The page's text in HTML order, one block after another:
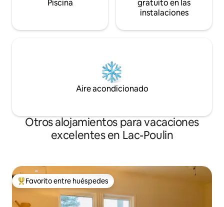
Piscina
gratuito en las
instalaciones
Aire acondicionado
Otros alojamientos para vacaciones
excelentes en Lac-Poulin
Favorito entre huéspedes preferido
Favorito entre huéspedes